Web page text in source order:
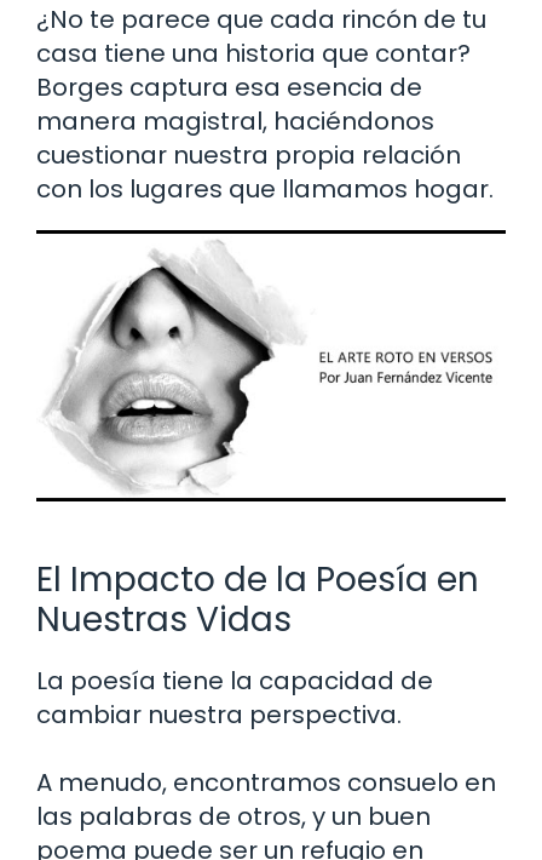
¿No te parece que cada rincón de tu
casa tiene una historia que contar?
Borges captura esa esencia de
manera magistral, haciéndonos
cuestionar nuestra propia relación
con los lugares que llamamos hogar.
El Impacto de la Poesía en
Nuestras Vidas
La poesía tiene la capacidad de
cambiar nuestra perspectiva.
A menudo, encontramos consuelo en
las palabras de otros, y un buen
poema puede ser un refugio en